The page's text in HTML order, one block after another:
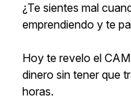
¿Te sientes mal
emprendiendo y te
Hoy te revelo el
dinero sin tener que
horas.